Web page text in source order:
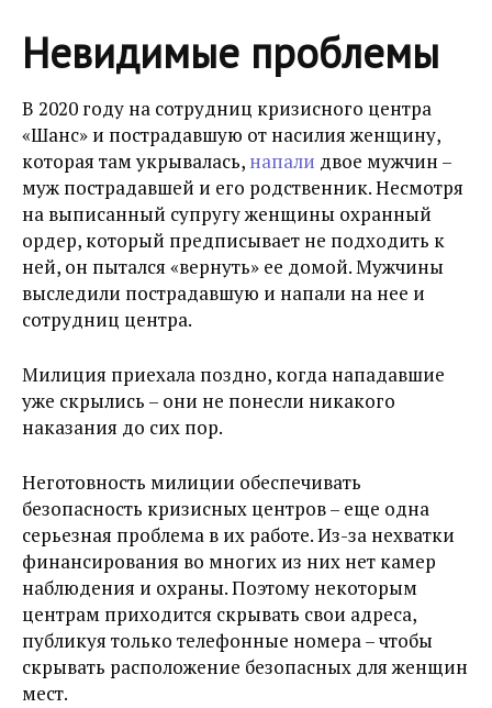
Невидимые проблемы
В 2020 году на сотрудниц кризисного центра
«Шанс» и пострадавшую от насилия женщину,
которая там укрывалась, напали двое мужчин –
муж пострадавшей и его родственник. Несмотря
на выписанный супругу женщины охранный
ордер, который предписывает не подходить к
ней, он пытался «вернуть» ее домой. Мужчины
выследили пострадавшую и напали на нее и
сотрудниц центра.
Милиция приехала поздно, когда нападавшие
уже скрылись – они не понесли никакого
наказания до сих пор.
Неготовность милиции обеспечивать
безопасность кризисных центров – еще одна
серьезная проблема в их работе. Из-за нехватки
финансирования во многих из них нет камер
наблюдения и охраны. Поэтому некоторым
центрам приходится скрывать свои адреса,
публикуя только телефонные номера – чтобы
скрывать расположение безопасных для женщин
мест.